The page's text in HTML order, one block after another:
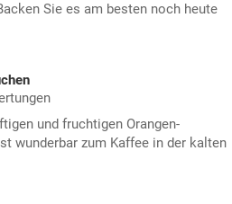
Sie es am besten noch heute
und fruchtigen Orangen-
wunderbar zum Kaffee in der kalten